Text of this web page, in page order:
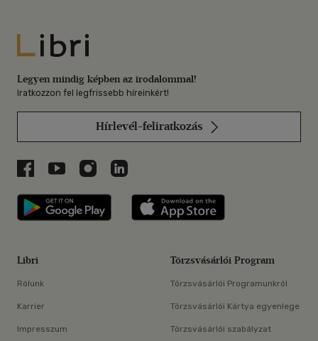
Libri
Legyen mindig képben az irodalommal!
Iratkozzon fel legfrissebb híreinkért!
Hírlevél-feliratkozás
Libri a Facebookon
Libri a Youtube-on
Libri az Instagramon
Libri a LinkedInen
Libri applikáció Szerezd meg: Google
Libri
Rólunk
Karrier
Impresszum
Törzsvásárlói Program
Törzsvásárlói Programunkról
Törzsvásárlói Kártya egyenlege
Törzsvásárlói szabályzat